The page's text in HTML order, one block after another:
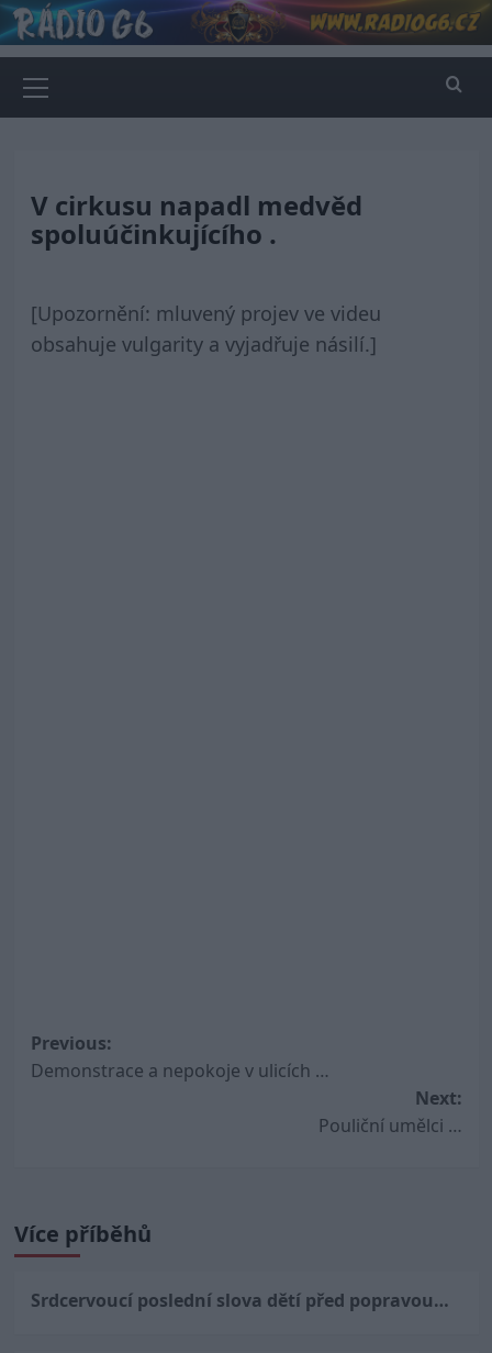
Skip
to
content
Menu
V cirkusu napadl medvěd
spoluúčinkujícího .
[Upozornění: mluvený projev ve videu
obsahuje vulgarity a vyjadřuje násilí.]
Post
navigation
Previous:
Demonstrace a nepokoje v ulicích …
Next:
Pouliční umělci …
Více příběhů
Srdcervoucí poslední slova dětí před popravou…